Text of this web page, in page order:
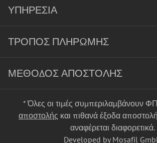
ΥΠΗΡΕΣΊΑ
ΤΡΌΠΟΣ ΠΛΗΡΩΜΉΣ
ΜΈΘΟΔΟΣ ΑΠΟΣΤΟΛΉΣ
* Όλες οι τιμές συμπεριλαμβάνουν
αποστολής και πιθανά έξοδα
αναφέρεται διαφορετικά.
Developed by Mosafil